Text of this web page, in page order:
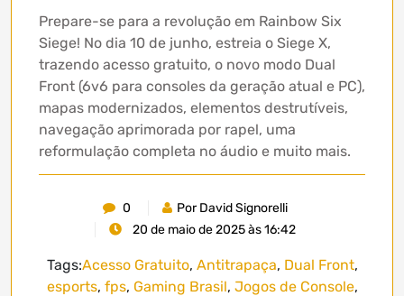
Prepare-se para a revolução em Rainbow Six
Siege! No dia 10 de junho, estreia o Siege X,
trazendo acesso gratuito, o novo modo Dual
Front (6v6 para consoles da geração atual e PC),
mapas modernizados, elementos destrutíveis,
navegação aprimorada por rapel, uma
reformulação completa no áudio e muito mais.
0
Por David Signorelli
20 de maio de 2025 às 16:42
Tags:Acesso Gratuito, Antitrapaça, Dual Front,
esports, fps, Gaming Brasil, Jogos de Console,